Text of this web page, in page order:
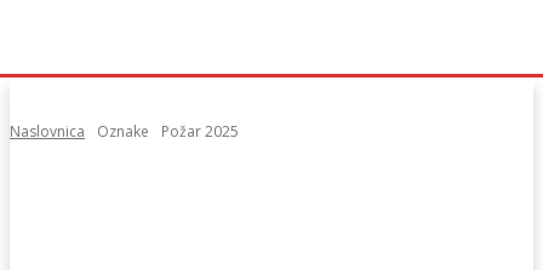
Naslovnica Oznake Požar 2025